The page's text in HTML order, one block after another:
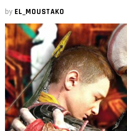
by EL_MOUSTAKO